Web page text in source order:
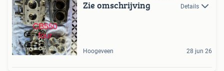
Zie omschrijving Details
Hoogeveen 28 jun 26